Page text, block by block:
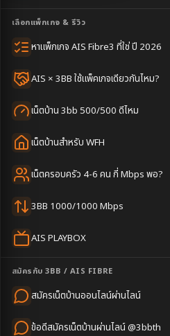
เลือกแพ็กเกจ & รีวิว
หาแพ็กเกจ AIS Fibre3 ที่ใช่ ปี 2026
AIS × 3BB ใช้แพ็คเกจเดียวกันไหม?
เน็ตบ้าน 3bb 500/500 ดีไหม
เน็ตบ้านสำหรับ WFH
เน็ตครอบครัว 4-6 คน กี่ Mbps พอ?
3BB 1000/1000 Mbps
AIS PLAYBOX
สมัครกับ 3BB / AIS FIBRE
สมัครเน็ตบ้านออนไลน์ผ่านไลน์
ข้อดีสมัครเน็ตบ้านผ่านไลน์ @3bbth
บริการติดตั้งอิน
อำเภอเจาะไอร้อง
ครอบคลุมดีเยี่ยม
แชทไลน์ @3bbth
ติดตั้งฟรี
ชำนาญพื้นที่